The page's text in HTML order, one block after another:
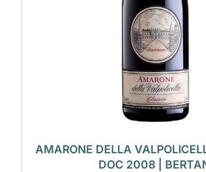
AMARONE DELLA
DOC 2008 |